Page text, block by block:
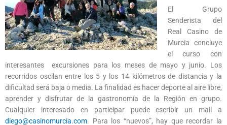
El Grupo
Senderista del
Real Casino de
Murcia concluye
el curso con
interesantes excursiones para los meses de mayo y junio. Los
recorridos oscilan entre los 5 y los 14 kilómetros de distancia y la
dificultad será baja o media. La finalidad es hacer deporte al aire libre,
aprender y disfrutar de la gastronomía de la Región en grupo.
Cualquier interesado en participar puede escribir un mail a
diego@casinomurcia.com. Para los “nuevos”, hay que recordar la